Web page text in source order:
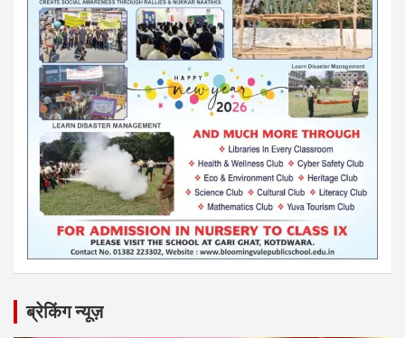
ब्रेकिंग न्यूज़